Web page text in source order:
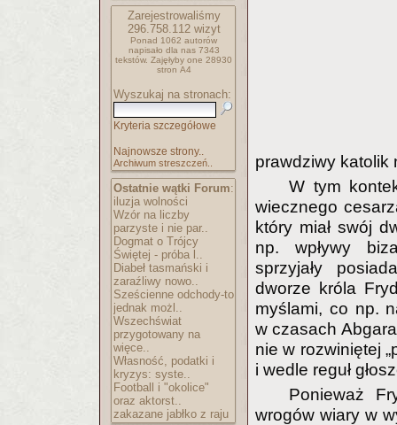
Zarejestrowaliśmy
296.758.112wizyt
Ponad 1062 autorów
napisało dla nas 7343
tekstów. Zajęłyby one 28930
stron A4
Wyszukaj na stronach:
Kryteria szczegółowe
Najnowsze strony..
Archiwum streszczeń..
Ostatnie wątki Forum:
iluzja wolności
Wzór na liczby
parzyste i nie par..
Dogmat o Trójcy
Świętej - próba l..
Diabeł tasmański i
zaraźliwy nowo..
Sześcienne odchody-to
jednak możl..
Wszechświat
przygotowany na
więce..
Własność, podatki i
kryzys: syste..
Football i "okolice"
oraz aktorst..
zakazane jabłko z raju
prawdziwy katolik
W tym
wiecznego
który miał swój
np. wpływy
sprzyjały
dworze króla
myślami, co np.
w czasach
nie w rozwiniętej
i wedle reguł
Ponieważ
wrogów wiary w